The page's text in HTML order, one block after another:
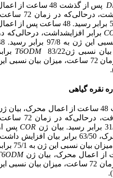
پس از گذشت 48 ساعت از
محرک، 096/1 برابر افزایش داشت، درحالی‌که در
میزان بیان نسبی این ژن به 56/0 برابر رسید. 48 ساعت پس از
82/9 برابر افزایشداشت، درحالی‌که
زمان 72 ساعت، میزان بیان
نسبی ژن
T6ODM
83/22
افزایش داشت، درحالی‌که در زمان 72 ساعت، میزان بیان نسبی
نقره گیاهی
، 82/3 برابر افزایش یافت، درحالی‌که در
COR پس
گذشت 48 ساعت از اعمال محرک، 63/50 برابر بیان افزایش
درحالی‌که در زمان 72 ساعت، میزان بیان نسبی
77/45 برابر شد، درحالی‌که در زمان 72 ساعت، میزان بیان نسبی